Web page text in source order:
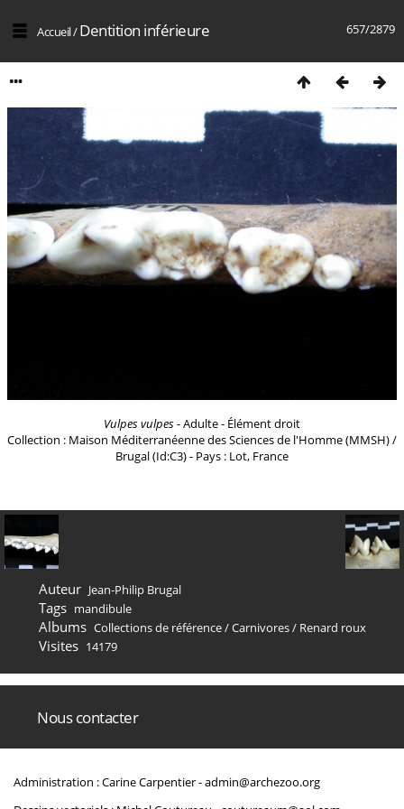
657/2879
Accueil/Dentition inférieure
Vulpes vulpes- Adulte - Élément droit
Collection : Maison Méditerranéenne des Sciences de l'Homme (MMSH) /
Brugal (Id:C3) - Pays : Lot, France
Auteur Jean-Philip Brugal
Tags mandibule
Albums Collections de référence/Carnivores/ Renard roux
Visites 14179
Nous contacter
Administration : Carine Carpentier -admin@archezoo.org